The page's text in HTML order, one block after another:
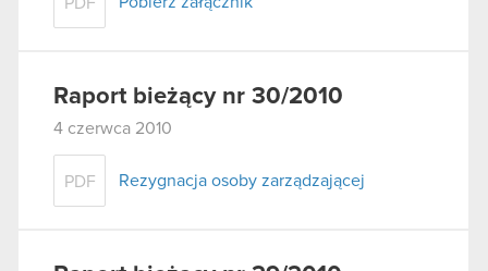
PDF
Raport bieżący nr 30/2010
4 czerwca 2010
PDF Rezygnacja osoby zarządzającej